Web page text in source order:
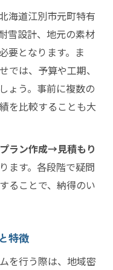
の見極め方
心リフォームのポ
フォーム対策
フターサービス
海道江別市元町特有
雪設計、地元の素材
要となります。ま
では、予算や工期、
ょう。事前に複数の
を比較することも大
ラン作成→見積もり
ます。各段階で疑問
ることで、納得のい
特徴
を行う際は、地域密